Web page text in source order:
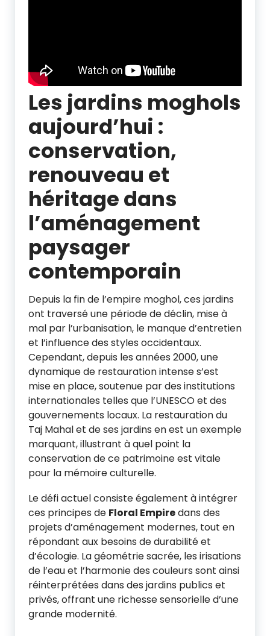
Les jardins moghols
aujourd’hui :
conservation,
renouveau et
héritage dans
l’aménagement
paysager
contemporain
Depuis la fin de l’empire moghol, ces jardins
ont traversé une période de déclin, mise à
mal par l’urbanisation, le manque d’entretien
et l’influence des styles occidentaux.
Cependant, depuis les années 2000, une
dynamique de restauration intense s’est
mise en place, soutenue par des institutions
internationales telles que l’UNESCO et des
gouvernements locaux. La restauration du
Taj Mahal et de ses jardins en est un exemple
marquant, illustrant à quel point la
conservation de ce patrimoine est vitale
pour la mémoire culturelle.
Le défi actuel consiste également à intégrer
ces principes de Floral Empiredans des
projets d’aménagement modernes, tout en
répondant aux besoins de durabilité et
d’écologie. La géométrie sacrée, les irisations
de l’eau et l’harmonie des couleurs sont ainsi
réinterprétées dans des jardins publics et
privés, offrant une richesse sensorielle d’une
grande modernité.